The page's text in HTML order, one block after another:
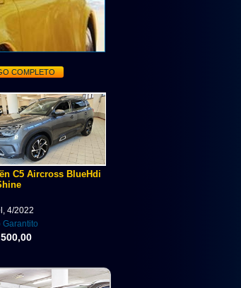
COMPLETO
C5 Aircross BlueHdi
4/2022
Garantito